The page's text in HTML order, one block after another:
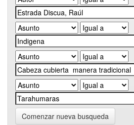
Comenzar nueva busqueda